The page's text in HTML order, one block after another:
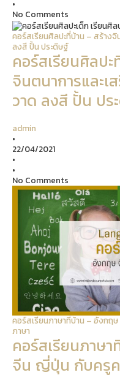
•
No Comments
คอร์สเรียนศิลปะที่บ้าน – สร้าง
ลงสี ปั้น ประดิษฐ์
คอร์สเรียนศิลป
จินตนาการและ
วาด ลงสี ปั้น ปร
admin
•
22/04/2021
•
•
No Comments
คอร์สเรียนภาษาที่บ้าน – อังกฤ
ภาษา
คอร์สเรียนภาษ
จีน ญี่ปุ่น กับครูค